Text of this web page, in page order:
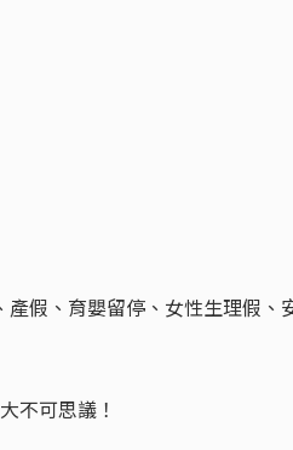
假、育嬰留停、女性生理假、
不可思議！